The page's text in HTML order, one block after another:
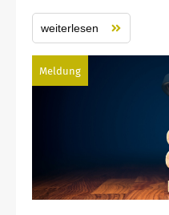
weiterlesen
Meldung